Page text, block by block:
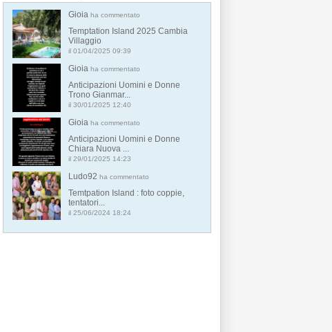
Gioia ha commentato
Temptation Island 2025 Cambia
Villaggio
il 01/04/2025 09:39
Gioia ha commentato
Anticipazioni Uomini e Donne
Trono Gianmar...
il 30/01/2025 12:40
Gioia ha commentato
Anticipazioni Uomini e Donne
Chiara Nuova ...
il 29/01/2025 14:23
Ludo92 ha commentato
Temtpation Island : foto coppie,
tentatori...
il 25/06/2024 18:24